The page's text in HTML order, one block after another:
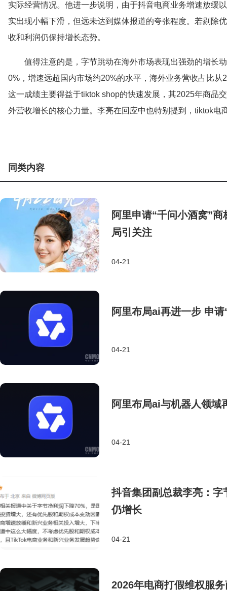
实际经营情况。他进一步说明，由于抖音电商业务增速放缓
实出现小幅下滑，但远未达到媒体报道的夸张程度。若剔除
收和利润仍保持增长态势。
值得注意的是，字节跳动在海外市场表现出强劲的增长
0%，增速远超国内市场约20%的水平，海外业务营收占比
这一成绩主要得益于tiktok shop的快速发展，其2025年商品
外营收增长的核心力量。李亮在回应中也特别提到，tiktok电
同类内容
阿里申请“千问小酒窝”
局引关注
04-21
阿里布局ai再进一步 申
04-21
阿里布局ai与机器人领域
04-21
抖音集团副总裁李亮：
仍增长
04-21
2026年电商打假维权服